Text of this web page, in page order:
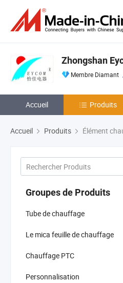
Zhongshan
Membre Diamant
Accueil Produits
Accueil Produits Élément
Groupes de Produits
Tube de chauffage
Le mica feuille de chauffage
Chauffage PTC
Personnalisation